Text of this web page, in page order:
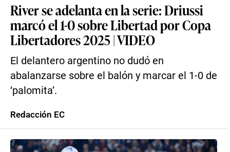
River se adelanta en la serie: Driussi
marcó el 1-0 sobre Libertad por Copa
Libertadores 2025 | VIDEO
El delantero argentino no dudó en
abalanzarse sobre el balón y marcar el 1-0 de
‘palomita’.
Redacción EC